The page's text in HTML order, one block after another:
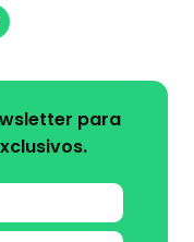
para